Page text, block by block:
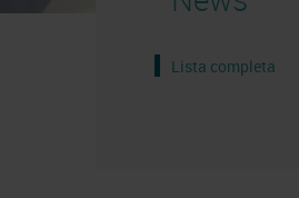
Lista completa